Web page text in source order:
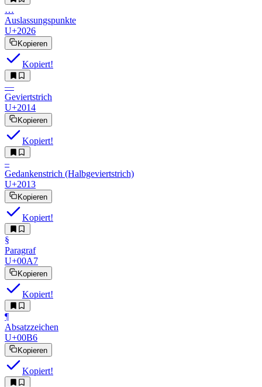
…︎
Auslassungspunkte
U+2026
Kopieren
Kopiert!
—︎
Geviertstrich
U+2014
Kopieren
Kopiert!
–︎
Gedankenstrich (Halbgeviertstrich)
U+2013
Kopieren
Kopiert!
§︎
Paragraf
U+00A7
Kopieren
Kopiert!
¶︎
Absatzzeichen
U+00B6
Kopieren
Kopiert!